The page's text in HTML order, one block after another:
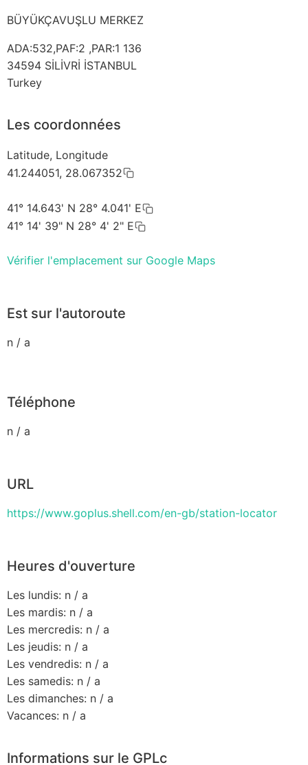
BÜYÜKÇAVUŞLU MERKEZ
ADA:532,PAF:2 ,PAR:1 136
34594 SİLİVRİ İSTANBUL
Turkey
Les coordonnées
Latitude, Longitude
41.244051, 28.067352
41° 14.643' N 28° 4.041' E
41° 14' 39" N 28° 4' 2" E
Vérifier l'emplacement sur Google Maps
Est sur l'autoroute
n / a
Téléphone
n / a
URL
https://www.goplus.shell.com/en-gb/station-locator
Heures d'ouverture
Les lundis: n / a
Les mardis: n / a
Les mercredis: n / a
Les jeudis: n / a
Les vendredis: n / a
Les samedis: n / a
Les dimanches: n / a
Vacances: n / a
Informations sur le GPLc